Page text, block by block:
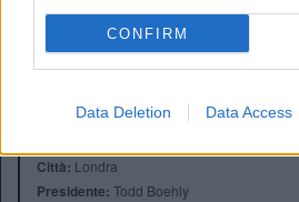
CONFIRM
Data Deletion Data Access
Anno di Fondazione:1905
Città: Londra
Presidente: Todd Boehly